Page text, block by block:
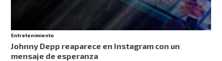
Entretenimiento
Johnny Depp reaparece en Instagram con un
mensaje de esperanza